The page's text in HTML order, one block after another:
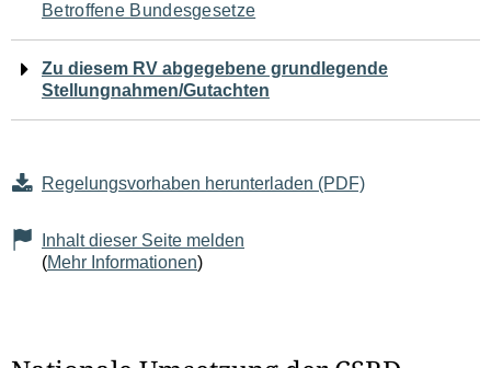
Betroffene Bundesgesetze
Zu diesem RV abgegebene grundlegende
Stellungnahmen/Gutachten
Regelungsvorhaben herunterladen (PDF)
Inhalt dieser Seite melden
(Mehr Informationen)